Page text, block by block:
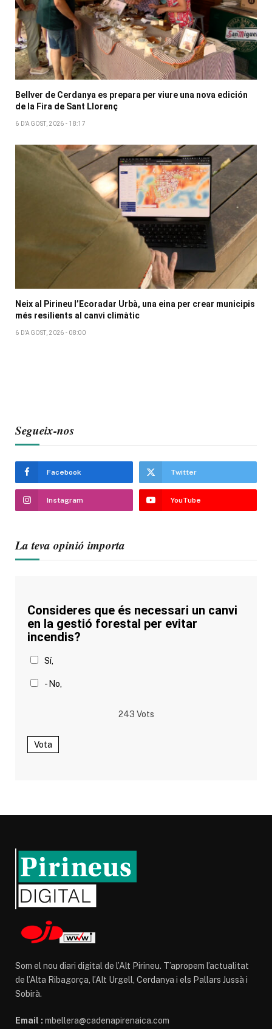
Bellver de Cerdanya es prepara per viure una nova edición
de la Fira de Sant Llorenç
6 D'AGOST, 2026 - 18:17
Neix al Pirineu l’Ecoradar Urbà, una eina per crear municipis
més resilients al canvi climàtic
6 D'AGOST, 2026 - 08:00
Segueix-nos
Facebook Twitter
Instagram YouTube
La teva opinió importa
Consideres que és necessari un canvi
en la gestió forestal per evitar
incendis?
Sí,
- No,
243 Vots
Vota
Som el nou diari digital de l’Alt Pirineu. T’apropem l’actualitat
de l’Alta Ribagorça, l’Alt Urgell, Cerdanya i els Pallars Jussà i
Sobirà.
Email : mbellera@cadenapirenaica.com